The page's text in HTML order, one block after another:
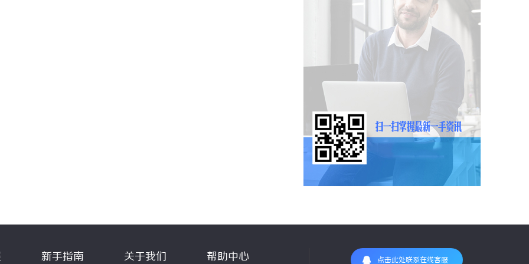
新手指南 关于我们 帮助中心 点击此处联系在线客服